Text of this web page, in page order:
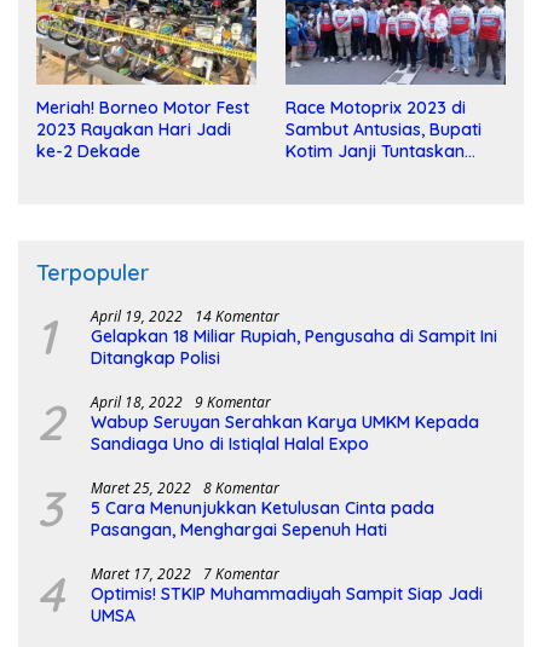
Meriah! Borneo Motor Fest
2023 Rayakan Hari Jadi
ke-2 Dekade
Race Motoprix 2023 di
Sambut Antusias, Bupati
Kotim Janji Tuntaskan
Terpopuler
1 April 19, 2022 14 Komentar
Gelapkan 18 Miliar Rupiah, Pengusaha di Sampit Ini
Ditangkap Polisi
2 April 18, 2022 9 Komentar
Wabup Seruyan Serahkan Karya UMKM Kepada
Sandiaga Uno di Istiqlal Halal Expo
3 Maret 25, 2022 8 Komentar
5 Cara Menunjukkan Ketulusan Cinta pada
Pasangan, Menghargai Sepenuh Hati
4 Maret 17, 2022 7 Komentar
Optimis! STKIP Muhammadiyah Sampit Siap Jadi
UMSA